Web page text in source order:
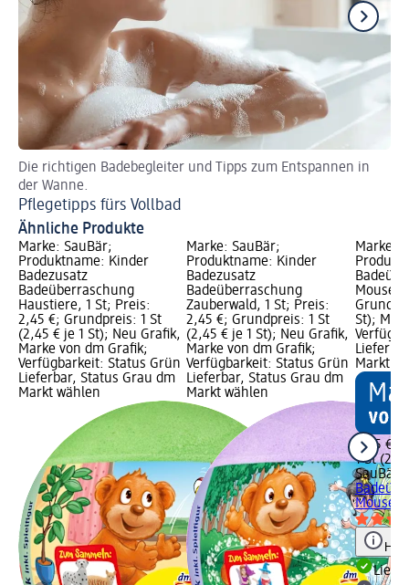
Die richtigen Badebegleiter und Tipps zum Entspannen in
der Wanne.
Pflegetipps fürs Vollbad
Ähnliche Produkte
Marke: SauBär;
Produktname: Kinder
Badezusatz
Badeüberraschung
Haustiere, 1 St; Preis:
2,45 €; Grundpreis: 1 St
(2,45 € je 1 St); Neu Grafik,
Marke von dm Grafik;
Verfügbarkeit: Status Grün
Lieferbar, Status Grau dm
Markt wählen
Marke: SauBär;
Produktname: Kinder
Badezusatz
Badeüberraschung
Zauberwald, 1 St; Preis:
2,45 €; Grundpreis: 1 St
(2,45 € je 1 St); Neu Grafik,
Marke von dm Grafik;
Verfügbarkeit: Status Grün
Lieferbar, Status Grau dm
Markt wählen
Marke:
Mouse,
St);
Markt
2,45 €
1 St
SauBär
Mouse,